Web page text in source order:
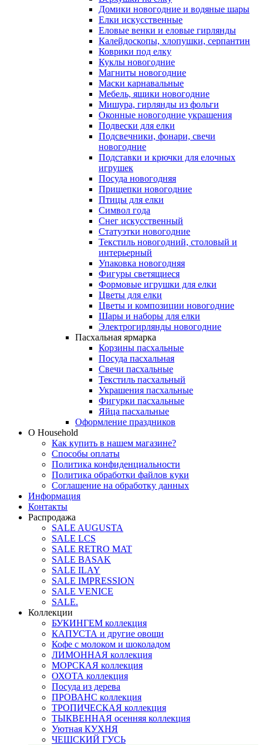
Домики новогодние и водяные шары
Елки искусственные
Еловые венки и еловые гирлянды
Калейдоскопы, хлопушки, серпантин
Коврики под елку
Куклы новогодние
Магниты новогодние
Маски карнавальные
Мебель, ящики новогодние
Мишура, гирлянды из фольги
Оконные новогодние украшения
Подвески для елки
Подсвечники, фонари, свечи
новогодние
Подставки и крючки для елочных
игрушек
Посуда новогодняя
Прищепки новогодние
Птицы для елки
Символ года
Снег искусственный
Статуэтки новогодние
Текстиль новогодний, столовый и
интерьерный
Упаковка новогодняя
Фигуры светящиеся
Формовые игрушки для елки
Цветы для елки
Цветы и композиции новогодние
Шары и наборы для елки
Электрогирлянды новогодние
Пасхальная ярмарка
Корзины пасхальные
Посуда пасхальная
Свечи пасхальные
Текстиль пасхальный
Украшения пасхальные
Фигурки пасхальные
Яйца пасхальные
Оформление праздников
О Household
Как купить в нашем магазине?
Способы оплаты
Политика конфиденциальности
Политика обработки файлов куки
Соглашение на обработку данных
Информация
Контакты
Распродажа
SALE AUGUSTA
SALE LCS
SALE RETRO MAT
SALE BASAK
SALE ILAY
SALE IMPRESSION
SALE VENICE
SALE.
Коллекции
БУКИНГЕМ коллекция
КАПУСТА и другие овощи
Кофе с молоком и шоколадом
ЛИМОННАЯ коллекция
МОРСКАЯ коллекция
ОХОТА коллекция
Посуда из дерева
ПРОВАНС коллекция
ТРОПИЧЕСКАЯ коллекция
ТЫКВЕННАЯ осенняя коллекция
Уютная КУХНЯ
ЧЕШСКИЙ ГУСЬ